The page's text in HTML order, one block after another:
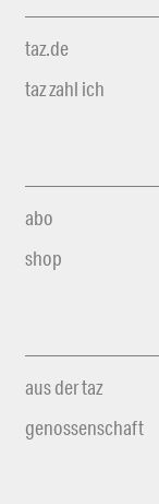
taz.de
taz zahl ich
abo
shop
aus der taz
genossenschaft